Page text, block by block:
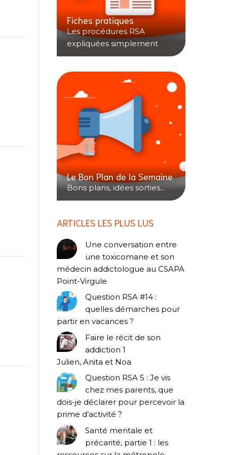
Fiches pratiques
Les procédures RSA
expliquées simplement
Le Bon Plan de la Semaine
Bons plans, idées sorties...
ARTICLES LES PLUS LUS
Une conversation entre
une toxicomane et son
médecin addictologue au CSAPA
Point-Virgule
Question RSA #14 :
quelles démarches pour
partir en vacances ?
Faire le récit de son
addiction 1
Julien, Anita et Noa
Question RSA 5 : Je vis
chez mes parents, que
dois-je déclarer pour percevoir la
prime d’activité ?
Santé mentale et
précarité, partie 1 : les